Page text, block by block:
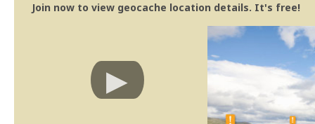
Join now to view geocache location details. It's free!